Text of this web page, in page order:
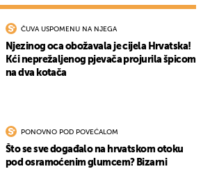
ČUVA USPOMENU NA NJEGA
Njezinog oca obožavala je cijela Hrvatska!
Kći neprežaljenog pjevača projurila špicom
na dva kotača
PONOVNO POD POVEĆALOM
Što se sve događalo na hrvatskom otoku
pod osramoćenim glumcem? Bizarni